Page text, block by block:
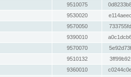
9510075
9530020
9570050
9390010
9570070
9510132
9360010